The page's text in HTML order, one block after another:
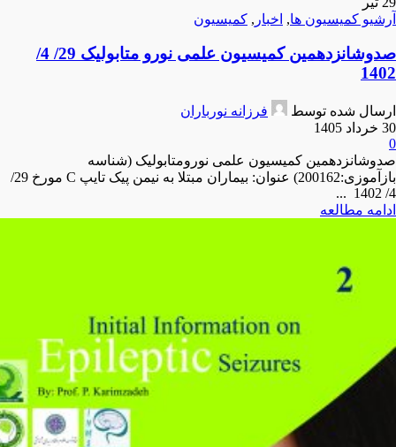
آرشیو کمیسیون ها, اخبار , کمیسیون
صدوشانزدهمین کمیسیون علمی نورو متابولیک 29/ 4/
1402
ارسال شده توسط
فرزانه نورباران
30 خرداد 1405
0
صدوشانزدهمین کمیسیون علمی نورومتابولیک (شناسه
بازآموزی:200162) عنوان: بیماران مبتلا به نیمن پیک تایپ C مورخ 29/
4/ 1402 ...
ادامه مطالعه